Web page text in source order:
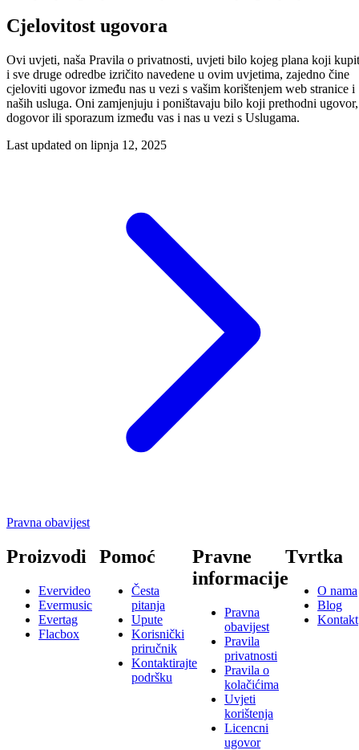
Cjelovitost ugovora
Ovi uvjeti, naša Pravila o privatnosti, uvjeti bilo kojeg plana koji
i sve druge odredbe izričito navedene u ovim uvjetima, zajedno čine
cjeloviti ugovor između nas u vezi s vašim korištenjem web stranice i
naših usluga. Oni zamjenjuju i poništavaju bilo koji prethodni ugovor,
dogovor ili sporazum između vas i nas u vezi s Uslugama.
Last updated on lipnja 12, 2025
Pravna obavijest
Proizvodi
Evervideo
Evermusic
Evertag
Flacbox
Pomoć
Česta
pitanja
Upute
Korisnički
priručnik
Kontaktirajte
podršku
Pravne
informacije
Pravna
obavijest
Pravila
privatnosti
Pravila o
kolačićima
Uvjeti
korištenja
Licencni
ugovor
Tvrtka
O nama
Blog
Kontakt